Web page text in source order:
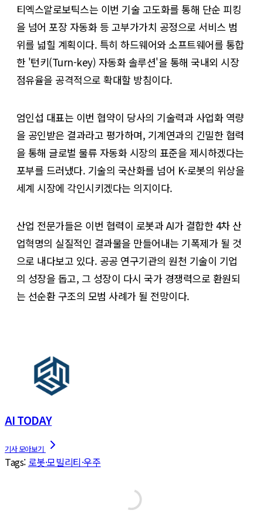
티엑스알로보틱스는 이번 기술 고도화를 통해 단순 피킹
을 넘어 포장 자동화 등 고부가가치 공정으로 서비스 범
위를 넓힐 계획이다. 특히 하드웨어와 소프트웨어를 통합
한 '턴키(Turn-key) 자동화 솔루션'을 통해 국내외 시장
점유율을 공격적으로 확대할 방침이다.
엄인섭 대표는 이번 협약이 당사의 기술력과 사업화 역량
을 공인받은 결과라고 평가하며, 기계연과의 긴밀한 협력
을 통해 글로벌 물류 자동화 시장의 표준을 제시하겠다는
포부를 드러냈다. 기술의 국산화를 넘어 K-로봇의 위상을
세계 시장에 각인시키겠다는 의지이다.
산업 전문가들은 이번 협력이 로봇과 AI가 결합한 4차 산
업혁명의 실질적인 결과물을 만들어내는 기폭제가 될 것
으로 내다보고 있다. 공공 연구기관의 원천 기술이 기업
의 성장을 돕고, 그 성장이 다시 국가 경쟁력으로 환원되
는 선순환 구조의 모범 사례가 될 전망이다.
AI TODAY
Tags: 로봇·모빌리티·우주